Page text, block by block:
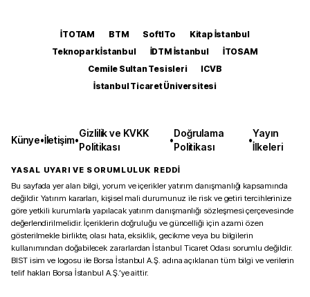
İTOTAM BTM SoftITo
Kitap İstanbul
Teknopark İstanbul
İDTM İstanbul
İTOSAM
Cemile Sultan Tesisleri
ICVB
İstanbul Ticaret Üniversitesi
Künye•İletişim•
Gizlilik ve KVKK
Politikası
•
Doğrulama
Politikası
•
Yayın
İlkeleri
YASAL UYARI VE SORUMLULUK REDDİ
Bu sayfada yer alan bilgi, yorum ve içerikler yatırım danışmanlığı kapsamında
değildir. Yatırım kararları, kişisel mali durumunuz ile risk ve getiri tercihlerinize
göre yetkili kurumlarla yapılacak yatırım danışmanlığı sözleşmesi çerçevesinde
değerlendirilmelidir. İçeriklerin doğruluğu ve güncelliği için azami özen
gösterilmekle birlikte, olası hata, eksiklik, gecikme veya bu bilgilerin
kullanımından doğabilecek zararlardan İstanbul Ticaret Odası sorumlu değildir.
BIST isim ve logosu ile Borsa İstanbul A.Ş. adına açıklanan tüm bilgi ve verilerin
telif hakları Borsa İstanbul A.Ş.’ye aittir.